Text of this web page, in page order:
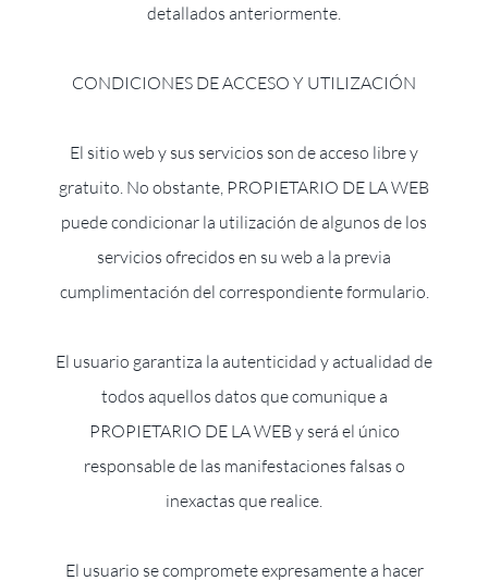
detallados anteriormente.
CONDICIONES DE ACCESO Y UTILIZACIÓN
El sitio web y sus servicios son de acceso libre y
gratuito. No obstante, PROPIETARIO DE LA WEB
puede condicionar la utilización de algunos de los
servicios ofrecidos en su web a la previa
cumplimentación del correspondiente formulario.
El usuario garantiza la autenticidad y actualidad de
todos aquellos datos que comunique a
PROPIETARIO DE LA WEB y será el único
responsable de las manifestaciones falsas o
inexactas que realice.
El usuario se compromete expresamente a hacer